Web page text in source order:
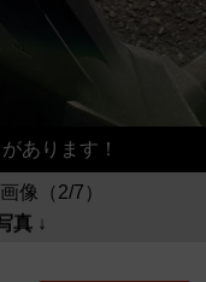
あります！
像（2/7）
真 ↓